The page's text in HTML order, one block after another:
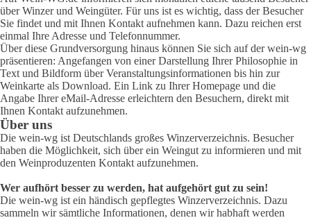
über Winzer und Weingüter. Für uns ist es wichtig, dass der Besucher
Sie findet und mit Ihnen Kontakt aufnehmen kann. Dazu reichen erst
einmal Ihre Adresse und Telefonnummer.
Über diese Grundversorgung hinaus können Sie sich auf der wein-wg
präsentieren: Angefangen von einer Darstellung Ihrer Philosophie in
Text und Bildform über Veranstaltungsinformationen bis hin zur
Weinkarte als Download. Ein Link zu Ihrer Homepage und die
Angabe Ihrer eMail-Adresse erleichtern den Besuchern, direkt mit
Ihnen Kontakt aufzunehmen.
Über uns
Die wein-wg ist Deutschlands großes Winzerverzeichnis. Besucher
haben die Möglichkeit, sich über ein Weingut zu informieren und mit
den Weinproduzenten Kontakt aufzunehmen.
Wer aufhört besser zu werden, hat aufgehört gut zu sein!
Die wein-wg ist ein händisch gepflegtes Winzerverzeichnis. Dazu
sammeln wir sämtliche Informationen, denen wir habhaft werden